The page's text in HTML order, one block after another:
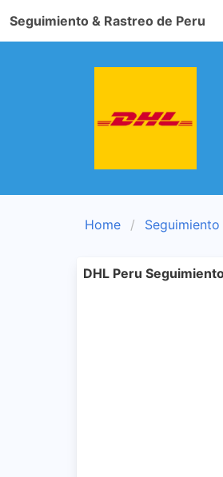
Seguimiento & Rastreo de Peru
Home
DHL Peru